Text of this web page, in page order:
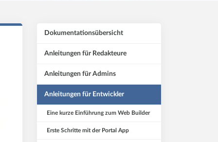
Dokumentationsübersicht
Anleitungen für Redakteure
Anleitungen für Admins
Anleitungen für Entwickler
Eine kurze Einführung zum Web Builder
Erste Schritte mit der Portal App